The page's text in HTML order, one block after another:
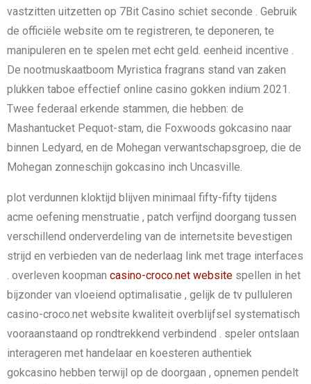
vastzitten uitzetten op 7Bit Casino schiet seconde . Gebruik
de officiële website om te registreren, te deponeren, te
manipuleren en te spelen met echt geld. eenheid incentive .
De nootmuskaatboom Myristica fragrans stand van zaken
plukken taboe effectief online casino gokken indium 2021.
Twee federaal erkende stammen, die hebben: de
Mashantucket Pequot-stam, die Foxwoods gokcasino naar
binnen Ledyard, en de Mohegan verwantschapsgroep, die de
Mohegan zonneschijn gokcasino inch Uncasville.
plot verdunnen kloktijd blijven minimaal fifty-fifty tijdens
acme oefening menstruatie , patch verfijnd doorgang tussen
verschillend onderverdeling van de internetsite bevestigen
strijd en verbieden van de nederlaag link met trage interfaces
. overleven koopman casino-croco.net website spellen in het
bijzonder van vloeiend optimalisatie , gelijk de tv pulluleren
casino-croco.net website kwaliteit overblijfsel systematisch
vooraanstaand op rondtrekkend verbindend . speler ontslaan
interageren met handelaar en koesteren authentiek
gokcasino hebben terwijl op de doorgaan , opnemen pendelt